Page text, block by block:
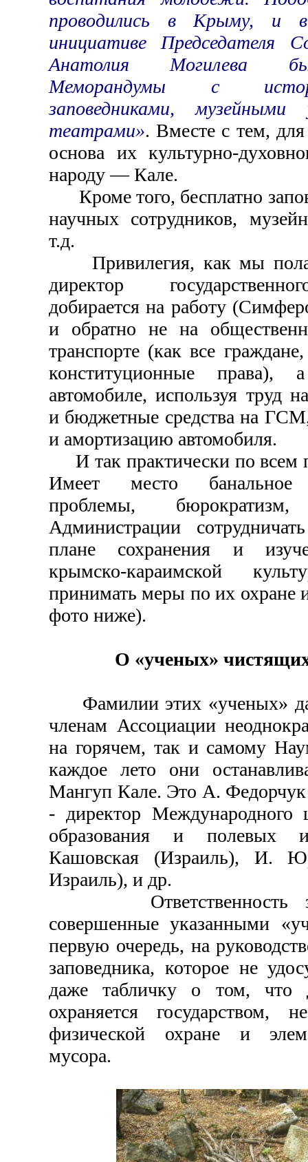
проводились в Крыму, и
инициативе Председателя
Анатолия Могилева
Меморандумы с
заповедниками,
театрами». Вместе с тем,
основа их культурно-
народу — Кале.
Кроме того, бесплатно
научных сотрудников,
т.д.
Привилегия, как мы
директор
добирается на работу
и обратно не на
транспорте (как все
конституционные
автомобиле, используя труд
и бюджетные средства на
и амортизацию автомобиля.
И так практически по всем
Имеет место банальное
проблемы,
Администрации
плане сохранения и
крымско-караимской
принимать меры по их охране
фото ниже).
О «ученых»
Фамилии этих «ученых»
членам Ассоциации
на горячем, так и самому
каждое лето они
Мангуп Кале. Это А. Федорчук
- директор Международного
образования и полевых
Кашовская (Израиль), И.
Израиль), и др.
Ответственность за
совершенные указанными
первую очередь, на
заповедника, которое не
даже табличку о том, что
охраняется
физической охране и
мусора.